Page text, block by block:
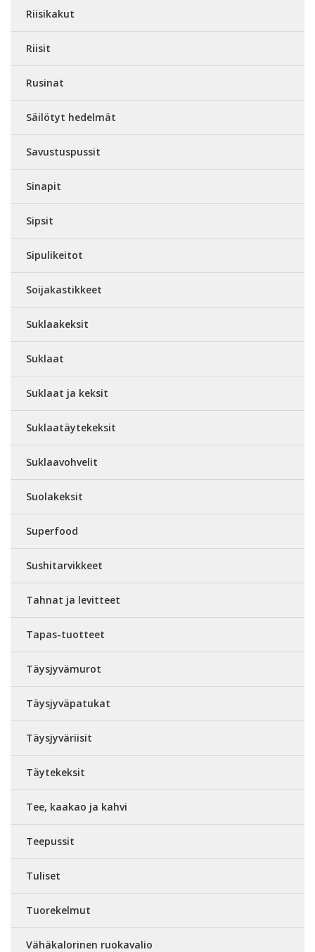
Riisikakut
Riisit
Rusinat
Säilötyt hedelmät
Savustuspussit
Sinapit
Sipsit
Sipulikeitot
Soijakastikkeet
Suklaakeksit
Suklaat
Suklaat ja keksit
Suklaatäytekeksit
Suklaavohvelit
Suolakeksit
Superfood
Sushitarvikkeet
Tahnat ja levitteet
Tapas-tuotteet
Täysjyvämurot
Täysjyväpatukat
Täysjyväriisit
Täytekeksit
Tee, kaakao ja kahvi
Teepussit
Tuliset
Tuorekelmut
Vähäkalorinen ruokavalio